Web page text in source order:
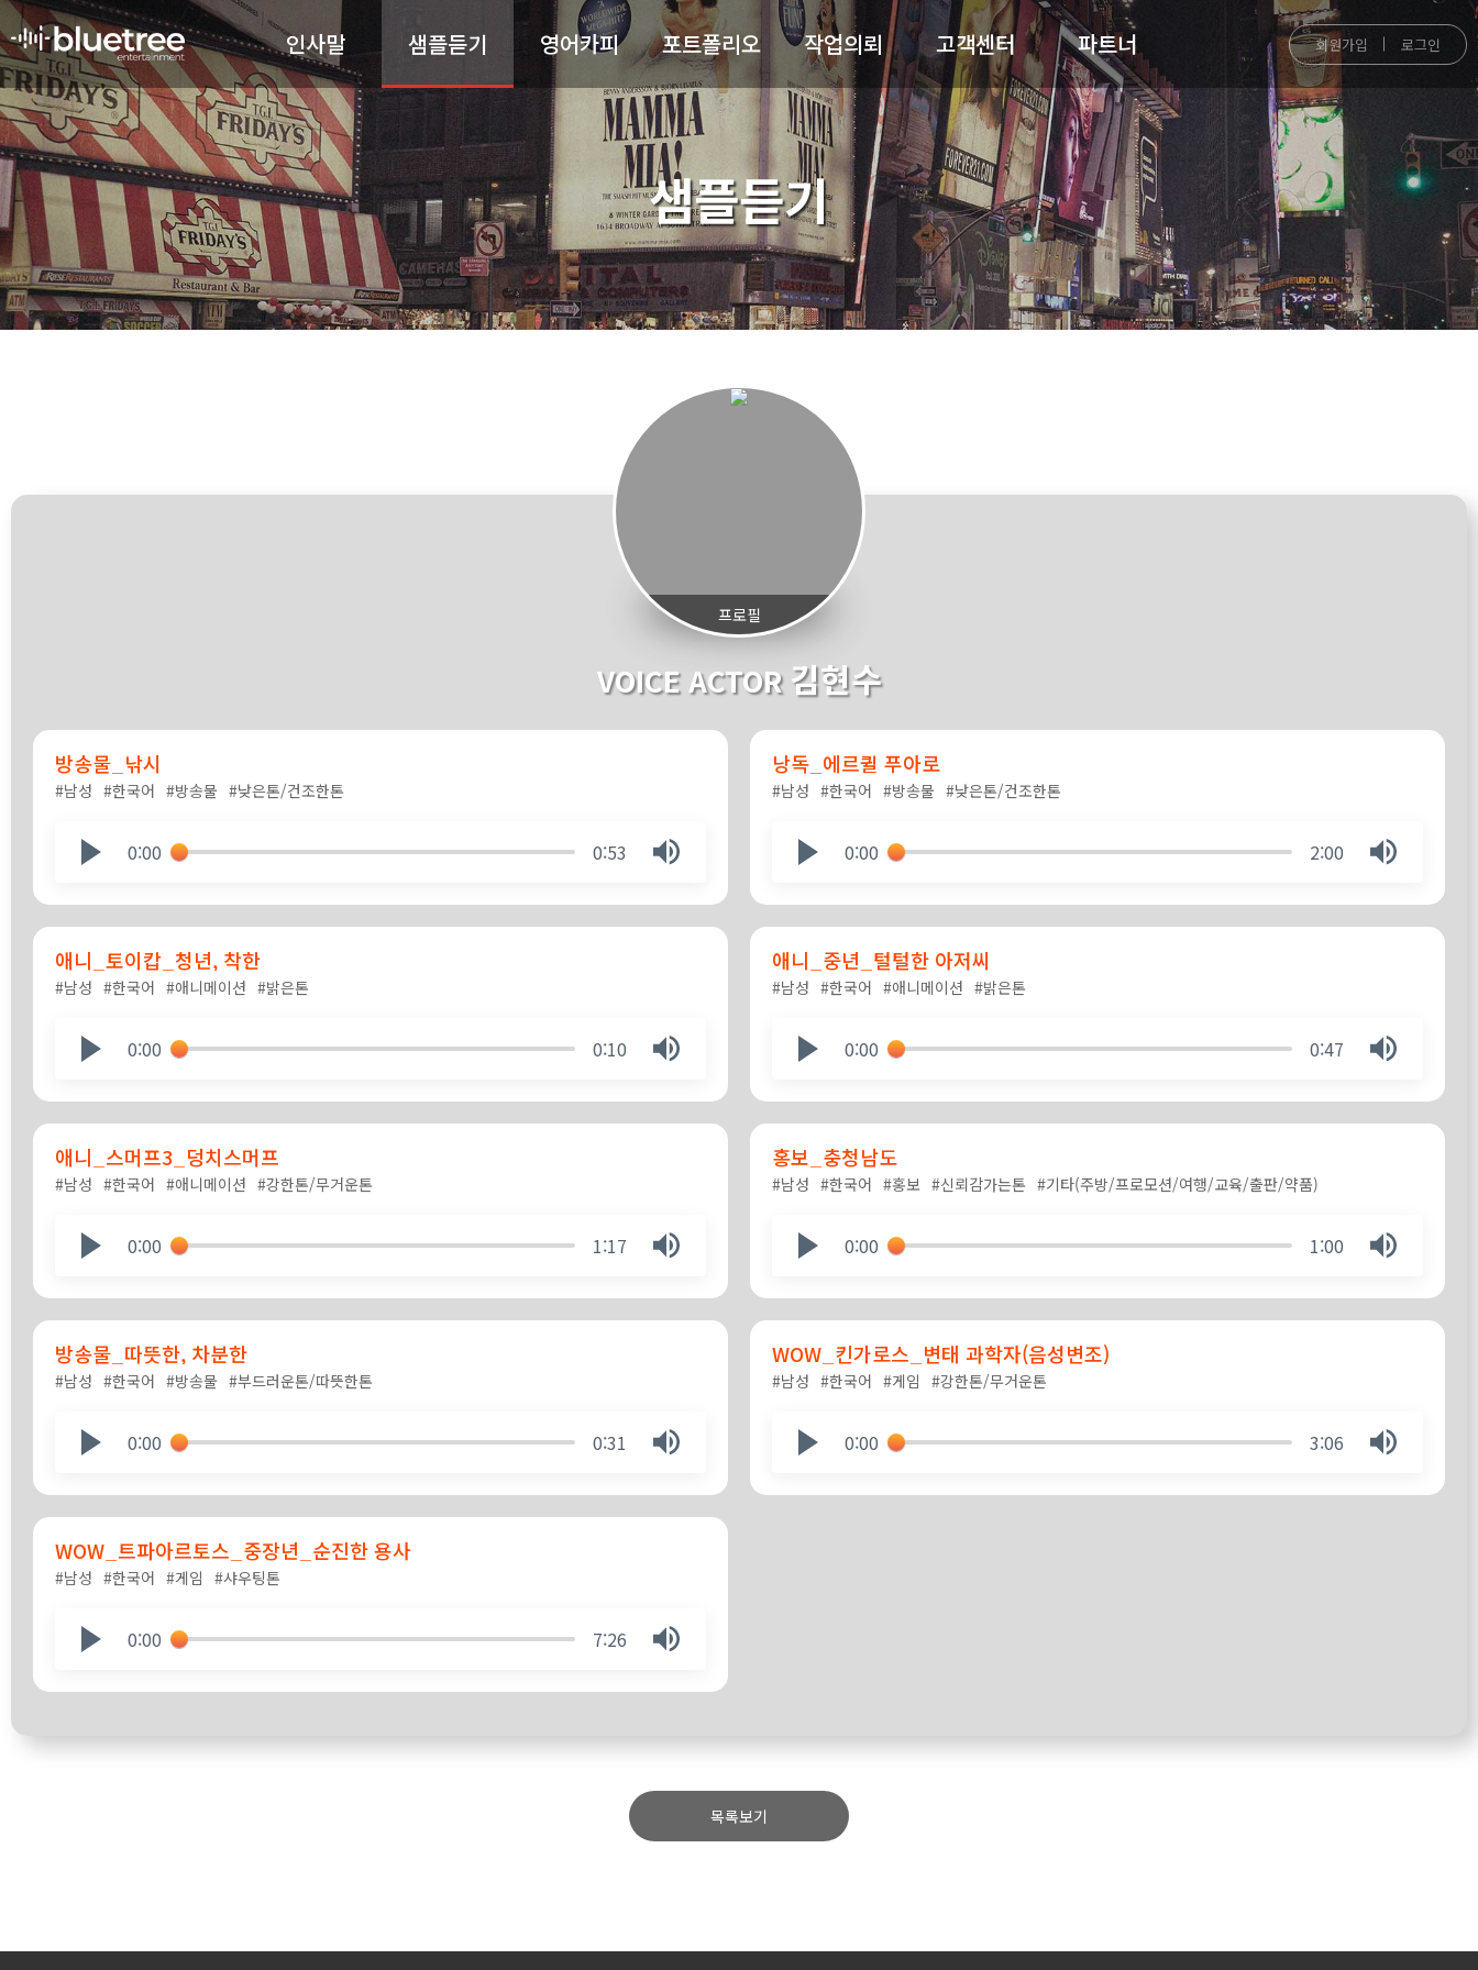
인사말 샘플듣기 영어카피 포트폴리오 작업의뢰 고객센터 파트너 회원가입 로그인
샘플듣기
프로필
VOICE ACTOR 김현수
방송물_낚시
#남성 #한국어 #방송물 #낮은톤/건조한톤
0:00 0:53
낭독_에르퀼 푸아로
#남성 #한국어 #방송물 #낮은톤/건조한톤
0:00 2:00
애니_토이캅_청년, 착한
#남성 #한국어 #애니메이션 #밝은톤
0:00 0:10
애니_중년_털털한 아저씨
#남성 #한국어 #애니메이션 #밝은톤
0:00 0:47
애니_스머프3_덩치스머프
#남성 #한국어 #애니메이션 #강한톤/무거운톤
0:00 1:17
홍보_충청남도
#남성 #한국어 #홍보 #신뢰감가는톤 #기타(주방/프로모션/여행/교육/출판/약품)
0:00 1:00
방송물_따뜻한, 차분한
#남성 #한국어 #방송물 #부드러운톤/따뜻한톤
0:00 0:31
WOW_킨가로스_변태 과학자(음성변조)
#남성 #한국어 #게임 #강한톤/무거운톤
0:00 3:06
WOW_트파아르토스_중장년_순진한 용사
#남성 #한국어 #게임 #샤우팅톤
0:00 7:26
목록보기